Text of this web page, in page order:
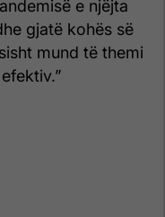
e njëjta
gjatë kohës së
mund të themi